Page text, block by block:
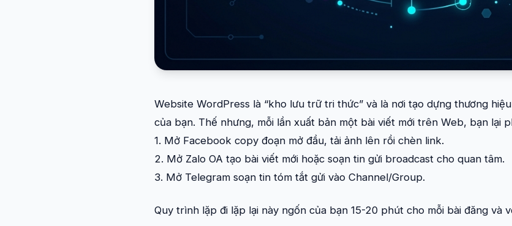
Website WordPress là “kho lưu trữ tri thức” và là nơi tạo dựng thương
của bạn. Thế nhưng, mỗi lần xuất bản một bài viết mới trên Web, bạn lại
1. Mở Facebook copy đoạn mở đầu, tải ảnh lên rồi chèn link.
2. Mở Zalo OA tạo bài viết mới hoặc soạn tin gửi broadcast cho quan tâm.
3. Mở Telegram soạn tin tóm tắt gửi vào Channel/Group.
Quy trình lặp đi lặp lại này ngốn của bạn 15-20 phút cho mỗi bài đăng và